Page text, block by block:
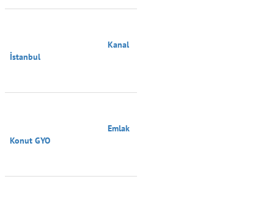
İstanbul
Konut GYO